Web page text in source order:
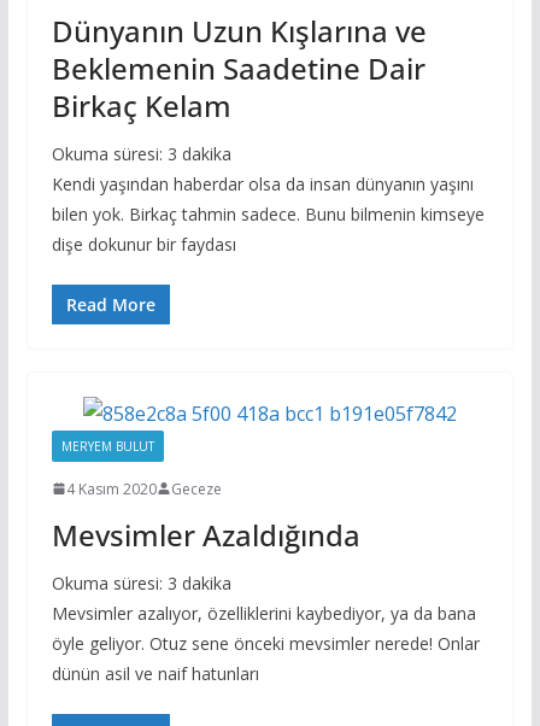
Dünyanın Uzun Kışlarına ve
Beklemenin Saadetine Dair
Birkaç Kelam
Okuma süresi: 3 dakika
Kendi yaşından haberdar olsa da insan dünyanın yaşını
bilen yok. Birkaç tahmin sadece. Bunu bilmenin kimseye
dişe dokunur bir faydası
Read More
MERYEM BULUT
4 Kasım 2020 Geceze
Mevsimler Azaldığında
Okuma süresi: 3 dakika
Mevsimler azalıyor, özelliklerini kaybediyor, ya da bana
öyle geliyor. Otuz sene önceki mevsimler nerede! Onlar
dünün asil ve naif hatunları